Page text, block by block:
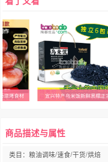
烧烤食材 宜兴特产乌米饭新鲜黑糯正
商品描述与属性
类目：粮油调味/速食/干货/烘焙